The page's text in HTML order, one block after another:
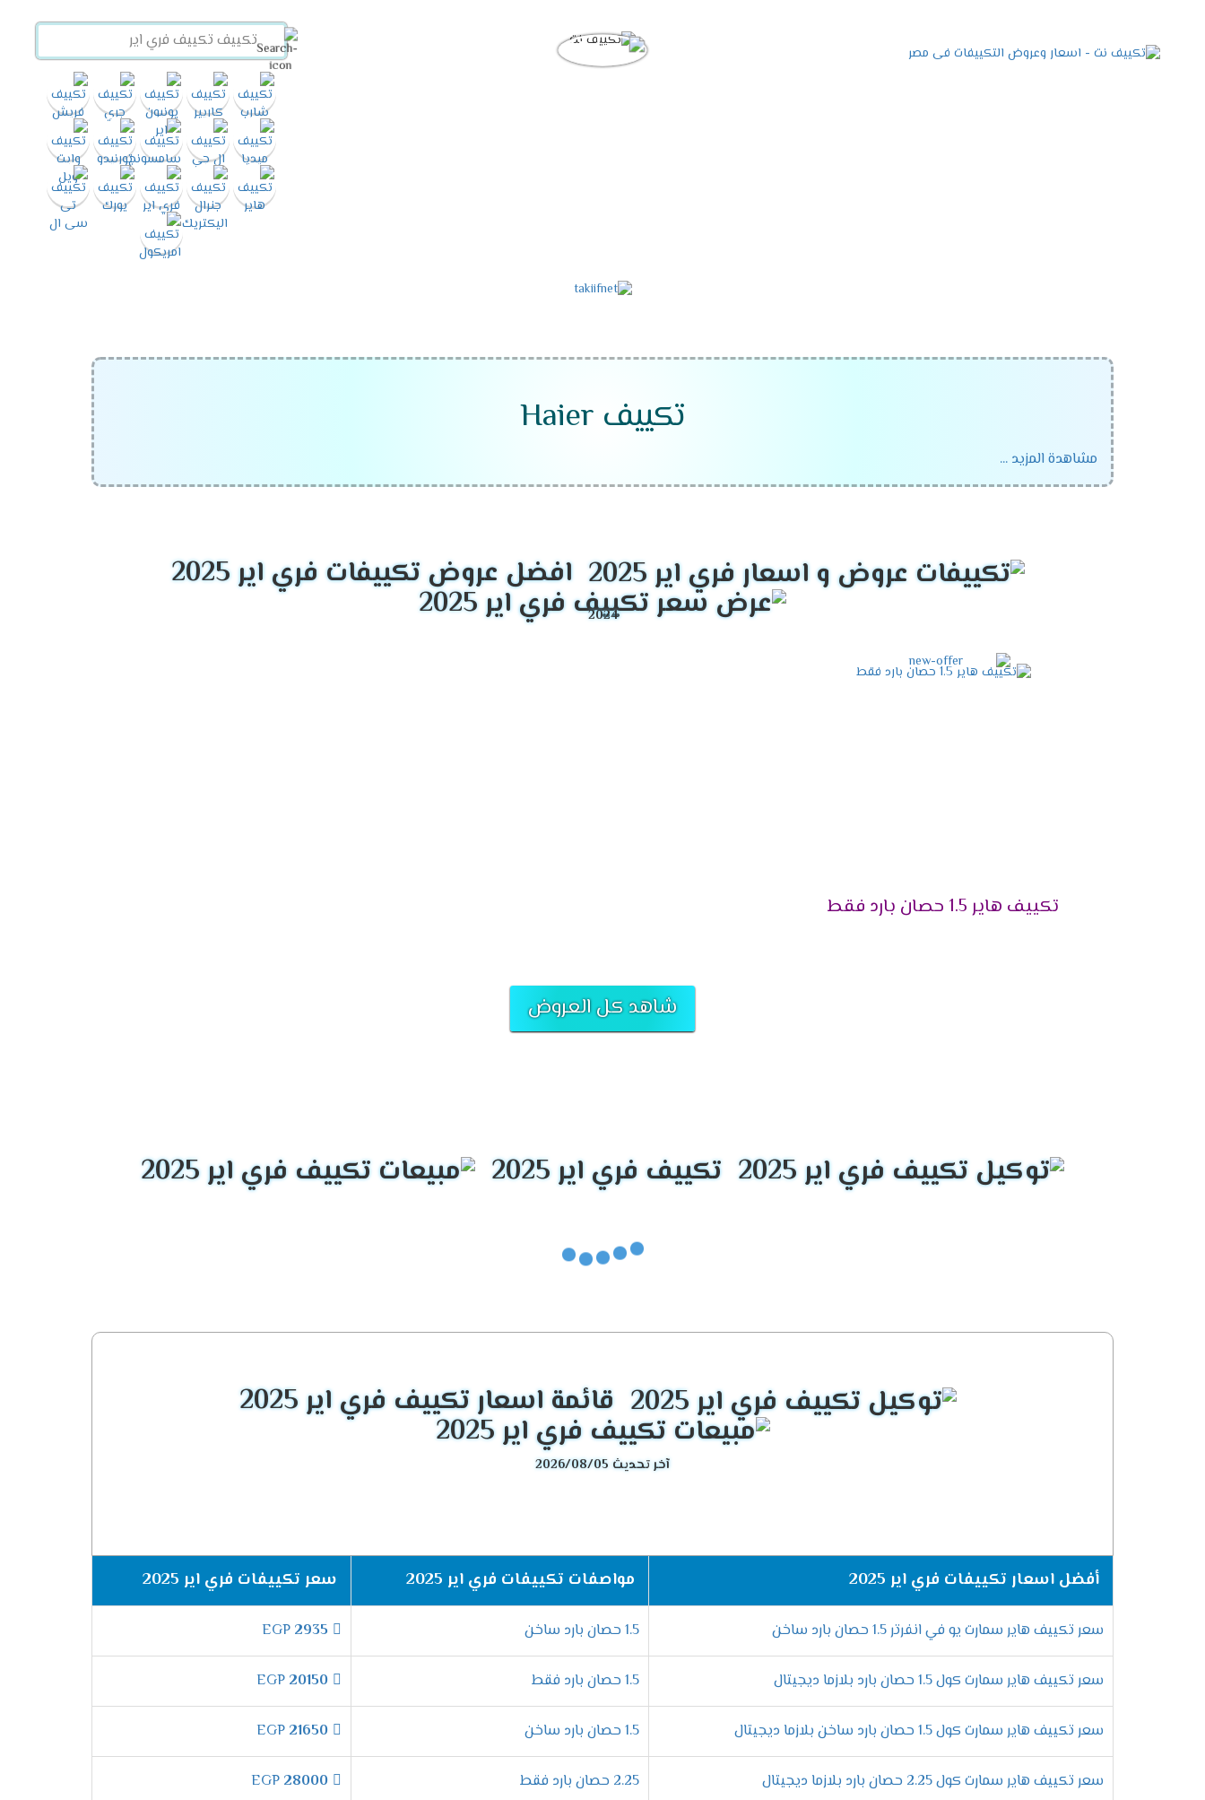
تكييف Haier
صناعة الأجهزة الكهربائية المنزلية والتجارية.
تقنيات تبريد متقدمة توفر كفاءة عالية وتوفير في استهلاك الطاقة.
تلتزم Haier بالاستدامة البيئية وتعتمد على تكنولوجيا حديثة لتقليل استهلاك الطاقة وتقليل البصمة البيئية. تسعى الشركة باستمرار إلى تحسين أداء منتجاتها وتطوير حلول
مشاهدة المزيد ...
افضل عروض تكييفات فري اير 2025
تكييف هاير 1.5 حصان بارد فقط
شاهد كل العروض
تكييف فري اير 2025
قائمة اسعار تكييف فري اير 2025
آخر تحديث 2026/08/05
أفضل اسعار تكييفات فري اير 2025 مواصفات تكييفات فري اير 2025 سعر تكييفات فري اير 2025
سعر تكييف هاير سمارت يو في انفرتر 1.5 حصان بارد ساخن 1.5 حصان بارد ساخن 2935
سعر تكييف هاير سمارت كول 1.5 حصان بارد بلازما ديجيتال 1.5 حصان بارد فقط 20150
سعر تكييف هاير سمارت كول 1.5 حصان بارد ساخن بلازما ديجيتال 1.5 حصان بارد ساخن 21650
سعر تكييف هاير سمارت كول 2.25 حصان بارد بلازما ديجيتال 2.25 حصان بارد فقط 28000